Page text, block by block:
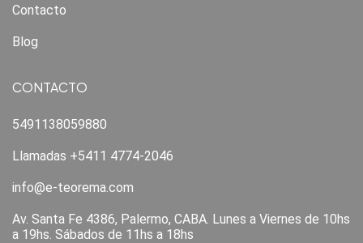
Contacto
Blog
CONTACTO
5491138059880
Llamadas +5411 4774-2046
info@e-teorema.com
Av. Santa Fe 4386, Palermo, CABA. Lunes a Viernes de 10hs
a 19hs. Sábados de 11hs a 18hs